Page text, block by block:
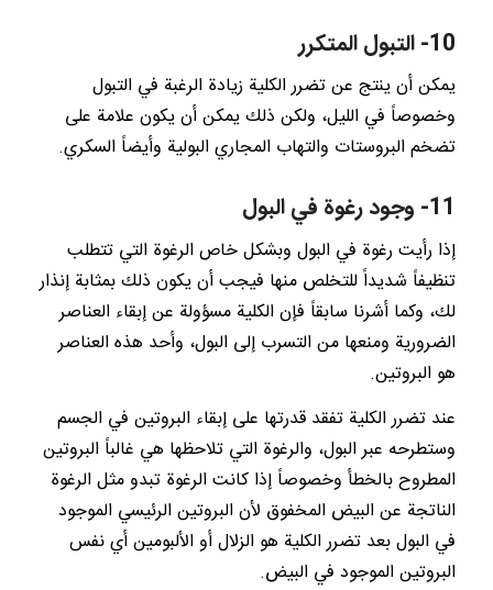
10- التبول المتكرر
يمكن أن ينتج عن تضرر الكلية زيادة الرغبة في التبول
وخصوصاً في الليل، ولكن ذلك يمكن أن يكون علامة على
تضخم البروستات والتهاب المجاري البولية وأيضاً السكري.
11- وجود رغوة في البول
إذا رأيت رغوة في البول وبشكل خاص الرغوة التي تتطلب
تنظيفاً شديداً للتخلص منها فيجب أن يكون ذلك بمثابة إنذار
لك، وكما أشرنا سابقاً فإن الكلية مسؤولة عن إبقاء العناصر
الضرورية ومنعها من التسرب إلى البول، وأحد هذه العناصر
هو البروتين.
عند تضرر الكلية تفقد قدرتها على إبقاء البروتين في الجسم
وستطرحه عبر البول، والرغوة التي تلاحظها هي غالباً البروتين
المطروح بالخطأ وخصوصاً إذا كانت الرغوة تبدو مثل الرغوة
الناتجة عن البيض المخفوق لأن البروتين الرئيسي الموجود
في البول بعد تضرر الكلية هو الزلال أو الألبومين أي نفس
البروتين الموجود في البيض.